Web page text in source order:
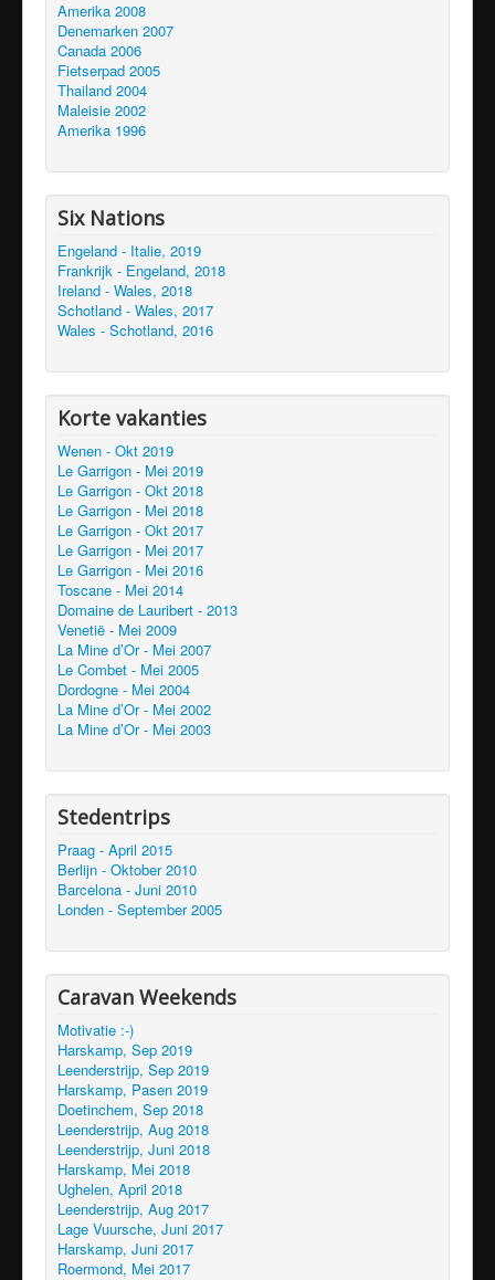
Amerika 2008
Denemarken 2007
Canada 2006
Fietserpad 2005
Thailand 2004
Maleisie 2002
Amerika 1996
Six Nations
Engeland - Italie, 2019
Frankrijk - Engeland, 2018
Ireland - Wales, 2018
Schotland - Wales, 2017
Wales - Schotland, 2016
Korte vakanties
Wenen - Okt 2019
Le Garrigon - Mei 2019
Le Garrigon - Okt 2018
Le Garrigon - Mei 2018
Le Garrigon - Okt 2017
Le Garrigon - Mei 2017
Le Garrigon - Mei 2016
Toscane - Mei 2014
Domaine de Lauribert - 2013
Venetië - Mei 2009
La Mine d’Or - Mei 2007
Le Combet - Mei 2005
Dordogne - Mei 2004
La Mine d’Or - Mei 2002
La Mine d’Or - Mei 2003
Stedentrips
Praag - April 2015
Berlijn - Oktober 2010
Barcelona - Juni 2010
Londen - September 2005
Caravan Weekends
Motivatie :-)
Harskamp, Sep 2019
Leenderstrijp, Sep 2019
Harskamp, Pasen 2019
Doetinchem, Sep 2018
Leenderstrijp, Aug 2018
Leenderstrijp, Juni 2018
Harskamp, Mei 2018
Ughelen, April 2018
Leenderstrijp, Aug 2017
Lage Vuursche, Juni 2017
Harskamp, Juni 2017
Roermond, Mei 2017